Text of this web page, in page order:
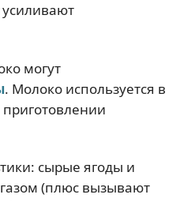
могут
. Молоко используется в
сырые ягоды и
(плюс вызывают